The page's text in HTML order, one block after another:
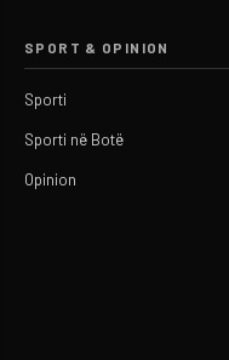
SPORT & OPINION
Sporti
Sporti në Botë
Opinion